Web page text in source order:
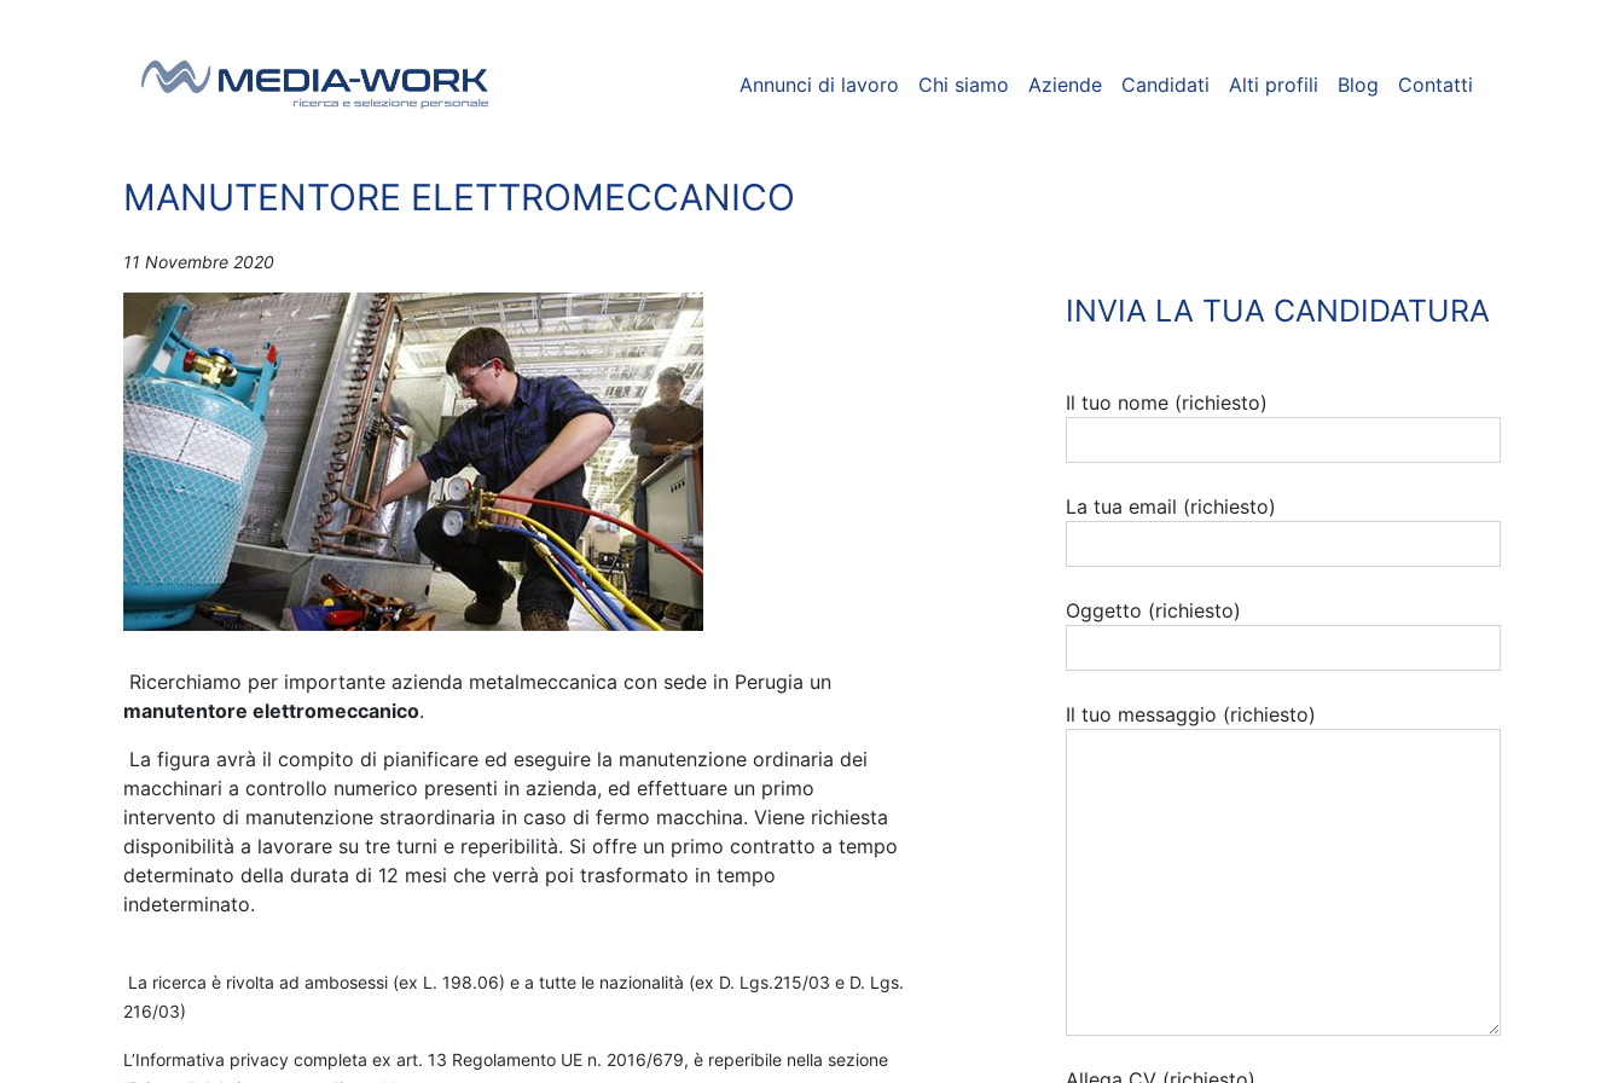
Navigazione principale Annunci di lavoro Chi siamo Aziende Candidati Alti profili Blog Contatti
MANUTENTORE ELETTROMECCANICO
11 Novembre 2020
Ricerchiamo per importante azienda metalmeccanica con sede in Perugia un
manutentore elettromeccanico.
La figura avrà il compito di pianificare ed eseguire la manutenzione ordinaria dei
macchinari a controllo numerico presenti in azienda, ed effettuare un primo
intervento di manutenzione straordinaria in caso di fermo macchina. Viene richiesta
disponibilità a lavorare su tre turni e reperibilità. Si offre un primo contratto a tempo
determinato della durata di 12 mesi che verrà poi trasformato in tempo
indeterminato.
La ricerca è rivolta ad ambosessi (ex L. 198.06) e a tutte le nazionalità (ex D. Lgs.215/03 e D. Lgs.
216/03)
L’Informativa privacy completa ex art. 13 Regolamento UE n. 2016/679, è reperibile nella sezione
INVIA LA TUA CANDIDATURA
Il tuo nome (richiesto)
La tua email (richiesto)
Oggetto (richiesto)
Il tuo messaggio (richiesto)